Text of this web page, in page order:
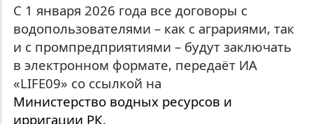
С 1 января 2026 года все договоры с
водопользователями – как с аграриями, так
и с промпредприятиями – будут заключать
в электронном формате, передаёт ИА
«LIFE09» со ссылкой на
Министерство водных ресурсов и
ирригации РК.